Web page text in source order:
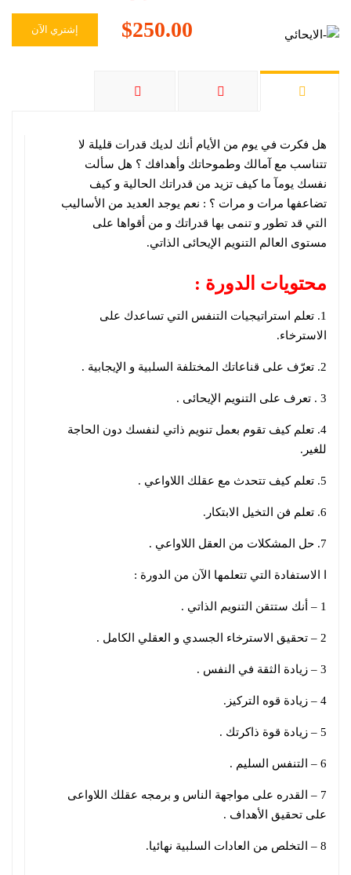
$250.00 إشتري الآن
هل فكرت في يوم من الأيام أنك لديك قدرات قليلة لا
تتناسب مع آمالك وطموحاتك وأهدافك ؟ هل سألت
نفسك يومآ ما كيف تزيد من قدراتك الحالية و كيف
تضاعفها مرات و مرات ؟ : نعم يوجد العديد من الأساليب
التي قد تطور و تنمى بها قدراتك و من أقواها على
مستوى العالم التنويم الإيحائى الذاتي.
محتويات الدورة :
1. تعلم استراتيجيات التنفس التي تساعدك على
الاسترخاء.
2. تعرّف على قناعاتك المختلفة السلبية و الإيجابية .
3 . تعرف على التنويم الإيحائى .
4. تعلم كيف تقوم بعمل تنويم ذاتي لنفسك دون الحاجة
للغير.
5. تعلم كيف تتحدث مع عقلك اللاواعي .
6. تعلم فن التخيل الابتكار.
7. حل المشكلات من العقل اللاواعي .
ا الاستفادة التي تتعلمها الآن من الدورة :
1 – أنك ستتقن التنويم الذاتي .
2 – تحقيق الاسترخاء الجسدي و العقلي الكامل .
3 – زيادة الثقة في النفس .
4 – زيادة قوه التركيز.
5 – زيادة قوة ذاكرتك .
6 – التنفس السليم .
7 – القدره على مواجهة الناس و برمجه عقلك اللاواعى
على تحقيق الأهداف .
8 – التخلص من العادات السلبية نهائيا.